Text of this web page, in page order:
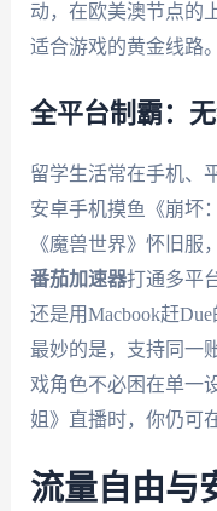
动，在欧美澳节点的
适合游戏的黄金线路。
全平台制霸：
留学生活常在手机、
安卓手机摸鱼《崩坏
《魔兽世界》怀旧服
番茄加速器打通多平
还是用Macbook赶
最妙的是，支持同一
戏角色不必困在单一
姐》直播时，你仍可
流量自由与